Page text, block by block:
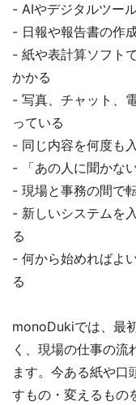
- AIやデジタルツー
- 日報や報告書の作
- 紙や表計算ソフト
かかる
- 写真、チャット、
っている
- 同じ内容を何度も
- 「あの人に聞かな
- 現場と事務の間で
- 新しいシステムを
る
- 何から始めればよ
る
monoDukiでは、最
く、現場の仕事の
ます。今ある紙や口
すもの・変えるもの